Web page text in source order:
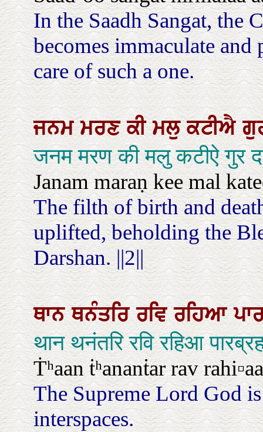
In the Saadh Sangat, the
becomes immaculate
care of such a one.
ਜਨਮਮਰਣਕੀਮਲੁਕਟੀਐ
जनम मरण की मलु कटीऐ गुर
Janam maraṇ kee mal
The filth of birth and
uplifted, beholding the
Darshan. ||2||
ਥਾਨਥਨੰਤਰਿਰਵਿਰਹਿਆ
थान थनंतरि रवि रहिआ
Ṫʰaan ṫʰananṫar rav
The Supreme Lord God
interspaces.